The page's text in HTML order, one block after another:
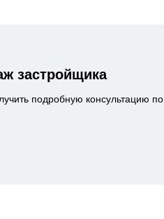
застройщика
подробную консультацию по